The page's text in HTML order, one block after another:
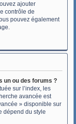
ajouter
contrôle de
pouvez également
un ou des forums ?
sur l’index, les
avancée est
» disponible sur
dépend du style